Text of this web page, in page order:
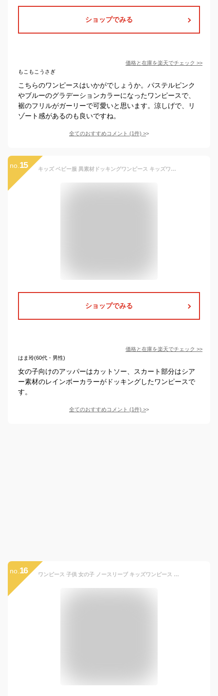
ショップでみる
価格と在庫を楽天でチェック >>
もこもこうさぎ
こちらのワンピースはいかがでしょうか。パステルピンク
やブルーのグラデーションカラーになったワンピースで、
裾のフリルがガーリーで可愛いと思います。涼しげで、リ
ゾート感があるのも良いですね。
全てのおすすめコメント (1件) >
no. 15 キッズ ベビー服 異素材ドッキングワンピース キッズワンピース 夏 カジュアルワンピース 夏ワンピース 子ども服 子供ワンピース チュールワンピース 夏 可愛い プリンセス チュール 虹色 半袖 女の子 90 100 110 120 130 パステル カラフル KWEA082(3色90-130)
ショップでみる
価格と在庫を楽天でチェック >>
はま玲(60代・男性)
女の子向けのアッパーはカットソー、スカート部分はシア
ー素材のレインボーカラーがドッキングしたワンピースで
す。
全てのおすすめコメント (1件) >
no. 16 ワンピース 子供 女の子 ノースリーブ キッズワンピース チュールワンピース 花柄 フラワー パステル リボン 子供服 キッズ ドレス チュニック フォーマル 誕生日 結婚式 七五三 ピアノ発表会 撮影 発表会 リゾート 夏ワンピ 100 110 120 130 140 150 160 170 韓国子供服